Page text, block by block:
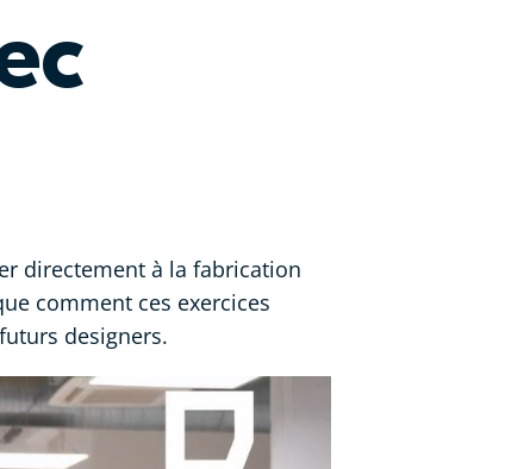
directement à la fabrication
comment ces exercices
designers.